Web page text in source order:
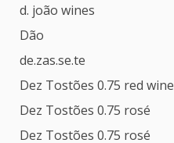
d. joão wines
Dão
de.zas.se.te
Dez Tostões 0.75 red wine
Dez Tostões 0.75 rosé
Dez Tostões 0.75 rosé